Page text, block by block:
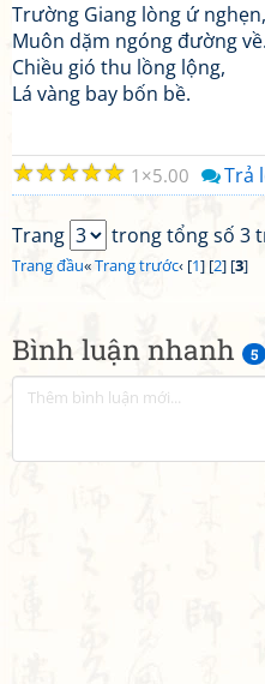
Bình luận nhanh 5
Trường Giang lòng ứ nghẹn,
Muôn dặm ngóng đường về.
Chiều gió thu lồng lộng,
Lá vàng bay bốn bề.
☆
☆
☆
☆
☆ 1 5.00 Trả
Trang trong tổng số 3
Trang đầu«Trang trước‹ [1] [2] [3]